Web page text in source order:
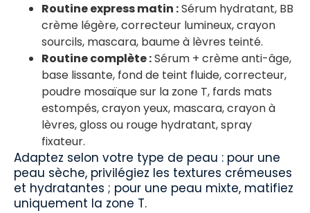
Routine express matin :Sérum hydratant, BB
crème légère, correcteur lumineux, crayon
sourcils, mascara, baume à lèvres teinté.
Routine complète :Sérum + crème anti-âge,
base lissante, fond de teint fluide, correcteur,
poudre mosaïque sur la zone T, fards mats
estompés, crayon yeux, mascara, crayon à
lèvres, gloss ou rouge hydratant, spray
fixateur.
Adaptez selon votre type de peau : pour une
peau sèche, privilégiez les textures crémeuses
et hydratantes ; pour une peau mixte, matifiez
uniquement la zone T.